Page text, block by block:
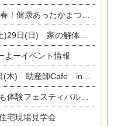
まつり＆増改築リフォームまつり
) 家の解体なんでも相談会
ーイベント情報
助産師Cafe in東陽住建
スティバル☆一宮市民会館
宅現場見学会